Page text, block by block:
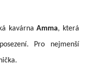
kavárnaAmma, která
Pro nejmenší